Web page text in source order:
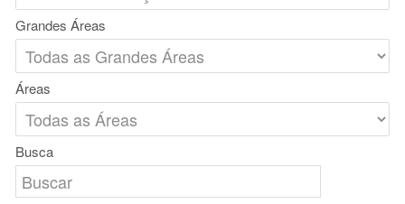
Grandes Áreas
Áreas
Busca